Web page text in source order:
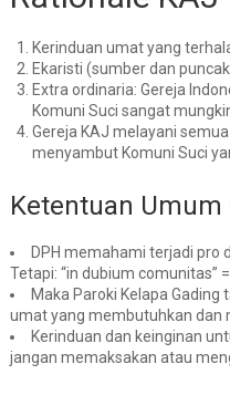
Kerinduan umat yang
Ekaristi (sumber dan
Extra ordinaria: Gereja
Komuni Suci sangat
Gereja KAJ melayani
menyambut Komuni Suci
Ketentuan Umum
DPH memahami terjadi pro
Tetapi: “in dubium comunitas”
Maka Paroki Kelapa Gading
umat yang membutuhkan dan
Kerinduan dan keinginan
jangan memaksakan atau